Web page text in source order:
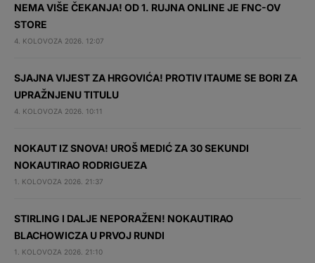
NEMA VIŠE ČEKANJA! OD 1. RUJNA ONLINE JE FNC-OV
STORE
4. KOLOVOZA 2026. 12:07
SJAJNA VIJEST ZA HRGOVIĆA! PROTIV ITAUME SE BORI ZA
UPRAŽNJENU TITULU
4. KOLOVOZA 2026. 10:11
NOKAUT IZ SNOVA! UROŠ MEDIĆ ZA 30 SEKUNDI
NOKAUTIRAO RODRIGUEZA
1. KOLOVOZA 2026. 21:37
STIRLING I DALJE NEPORAŽEN! NOKAUTIRAO
BLACHOWICZA U PRVOJ RUNDI
1. KOLOVOZA 2026. 21:10